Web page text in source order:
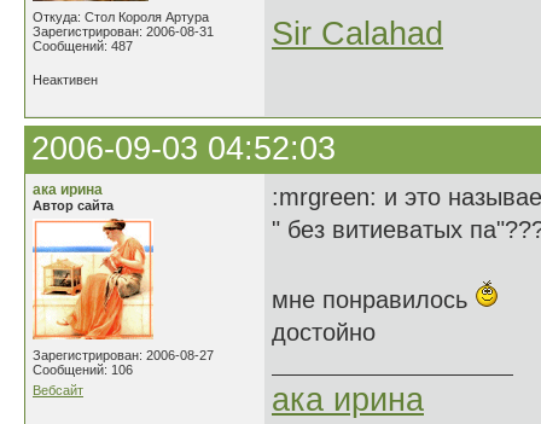
Откуда: Стол Короля Артура
Зарегистрирован: 2006-08-31
Сообщений: 487
Sir Calahad
Неактивен
2006-09-03 04:52:03
ака ирина
Автор сайта
Зарегистрирован: 2006-08-27
Сообщений: 106
Вебсайт
:mrgreen: и это
" без витиеватых
мне понравилось
достойно
ака ирина